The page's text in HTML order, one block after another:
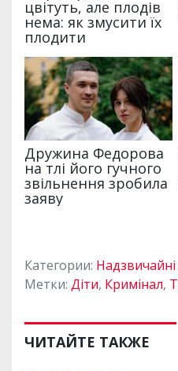
Категории: Надзвичайні
Метки: Діти, Кримінал,
ЧИТАЙТЕ ТАКЖЕ